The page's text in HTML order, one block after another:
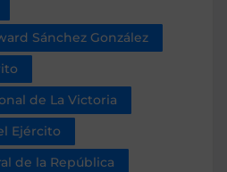
Sánchez González
de La Vic­toria
Ejército
de la República